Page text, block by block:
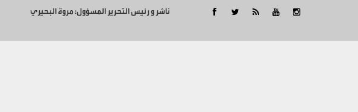
ناشر و رئيس التحرير المسؤول: مروة البحيري